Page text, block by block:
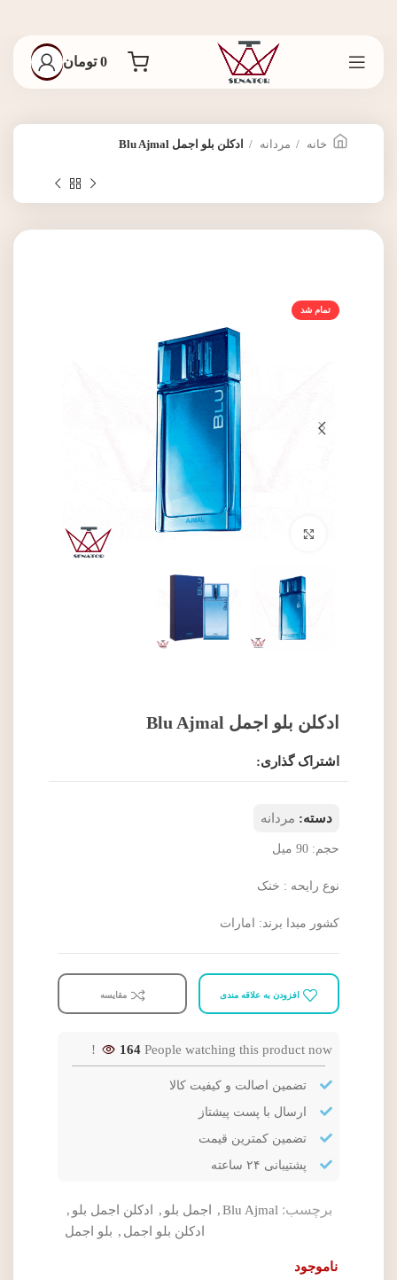
0 تومان
خانه مردانه ادکلن بلو اجمل Blu Ajmal
تمام شد
برای بزرگنمایی کلیک کنید
ادکلن بلو اجمل Blu Ajmal
اشتراک گذاری:
دسته: مردانه
حجم: 90 میل
نوع رایحه : خنک
کشور مبدا برند: امارات
افزودن به علاقه مندی مقایسه
164 People watching this product now!
تضمین اصالت و کیفیت کالا
ارسال با پست پیشتاز
تضمین کمترین قیمت
پشتیبانی ۲۴ ساعته
برچسب: Blu Ajmal
, اجمل بلو , ادکلن اجمل بلو ,
ادکلن بلو اجمل , بلو اجمل
ناموجود